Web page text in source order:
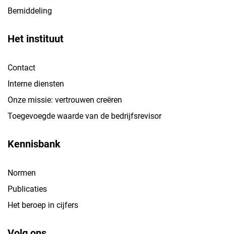
Bemiddeling
Het instituut
Contact
Interne diensten
Onze missie: vertrouwen creëren
Toegevoegde waarde van de bedrijfsrevisor
Kennisbank
Normen
Publicaties
Het beroep in cijfers